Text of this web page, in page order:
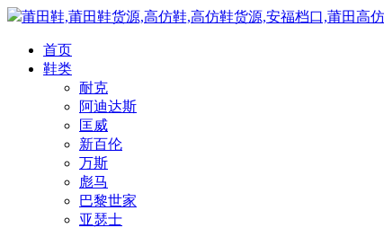
莆田鞋,莆田鞋货源,高仿鞋,高仿鞋货源,安福档口,莆田高
首页
鞋类
耐克
阿迪达斯
匡威
新百伦
万斯
彪马
巴黎世家
亚瑟士